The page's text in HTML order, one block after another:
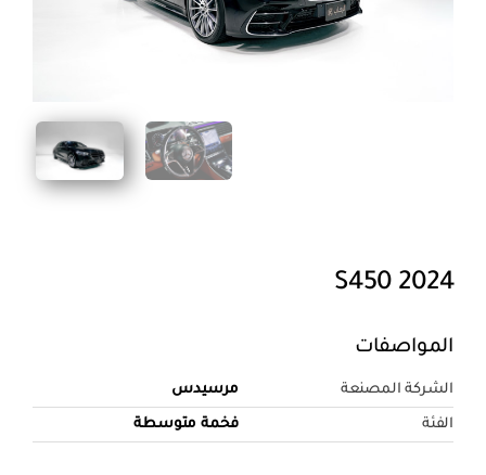
2024 S450
المواصفات
الشركة المصنعة مرسيدس
الفئة فخمة متوسطة